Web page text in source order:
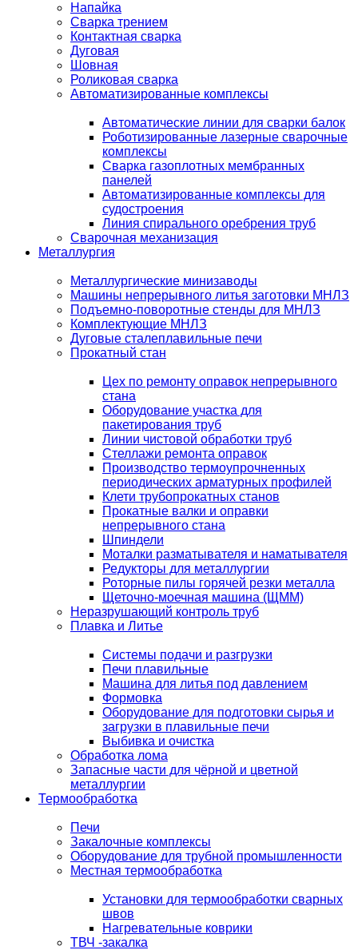
Напайка
Сварка трением
Контактная сварка
Дуговая
Шовная
Роликовая сварка
Автоматизированные комплексы
Автоматические линии для сварки балок
Роботизированные лазерные сварочные
комплексы
Сварка газоплотных мембранных
панелей
Автоматизированные комплексы для
судостроения
Линия спирального оребрения труб
Сварочная механизация
Металлургия
Металлургические минизаводы
Машины непрерывного литья заготовки МНЛЗ
Подъемно-поворотные стенды для МНЛЗ
Комплектующие МНЛЗ
Дуговые сталеплавильные печи
Прокатный стан
Цех по ремонту оправок непрерывного
стана
Оборудование участка для
пакетирования труб
Линии чистовой обработки труб
Стеллажи ремонта оправок
Производство термоупрочненных
периодических арматурных профилей
Клети трубопрокатных станов
Прокатные валки и оправки
непрерывного стана
Шпиндели
Моталки разматывателя и наматывателя
Редукторы для металлургии
Роторные пилы горячей резки металла
Щеточно-моечная машина (ЩММ)
Неразрушающий контроль труб
Плавка и Литье
Системы подачи и разгрузки
Печи плавильные
Машина для литья под давлением
Формовка
Оборудование для подготовки сырья и
загрузки в плавильные печи
Выбивка и очистка
Обработка лома
Запасные части для чёрной и цветной
металлургии
Термообработка
Печи
Закалочные комплексы
Оборудование для трубной промышленности
Местная термообработка
Установки для термообработки сварных
швов
Нагревательные коврики
ТВЧ -закалка